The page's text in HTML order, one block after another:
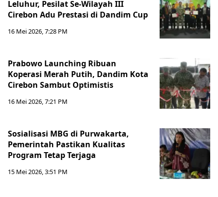
Leluhur, Pesilat Se-Wilayah III
Cirebon Adu Prestasi di Dandim Cup
16 Mei 2026, 7:28 PM
Prabowo Launching Ribuan
Koperasi Merah Putih, Dandim Kota
Cirebon Sambut Optimistis
16 Mei 2026, 7:21 PM
Sosialisasi MBG di Purwakarta,
Pemerintah Pastikan Kualitas
Program Tetap Terjaga
15 Mei 2026, 3:51 PM